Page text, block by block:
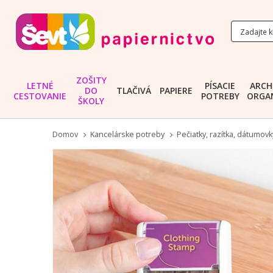
LETNÉ
CESTOVANIE
ZOŠITY
DO
ŠKOLY
TLAČIVÁ PAPIERE
PÍSACIE
POTREBY
Domov Kancelárske potreby Pečiatky, razítka,
Preskočiť
na
koniec
galérie
obrázkov